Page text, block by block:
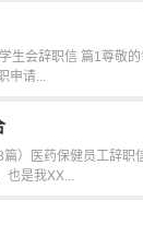
生会辞职信 篇1尊敬
申请...
）医药保健员工辞职
是我XX...